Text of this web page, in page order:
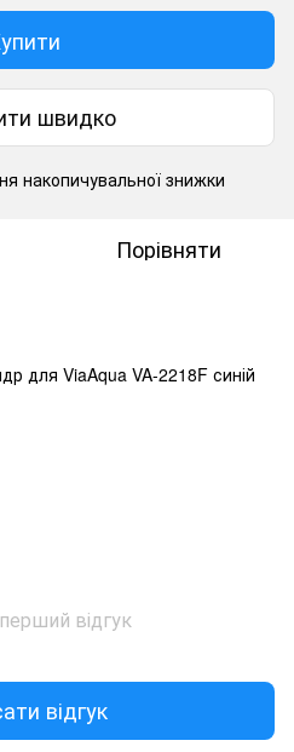
швидко
накопичувальної знижки
Порівняти
для ViaAqua VA-2218F синій
відгук
відгук